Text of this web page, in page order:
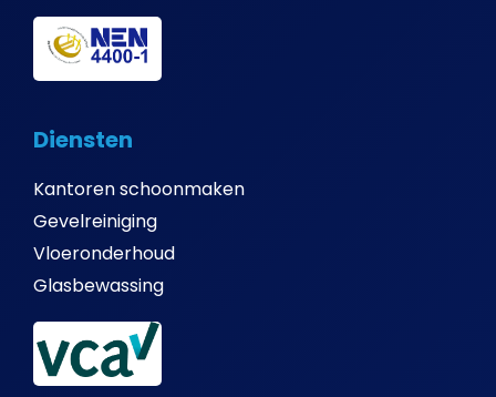
Diensten
Kantoren schoonmaken
Gevelreiniging
Vloeronderhoud
Glasbewassing